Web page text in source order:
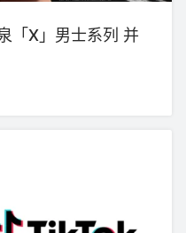
「X」男士系列 并